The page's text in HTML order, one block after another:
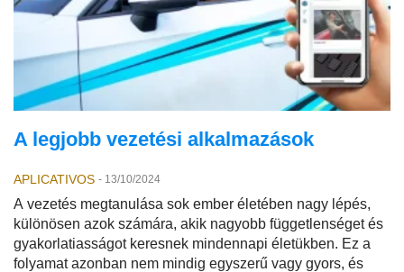
A legjobb vezetési alkalmazások
APLICATIVOS - 13/10/2024
A vezetés megtanulása sok ember életében nagy lépés,
különösen azok számára, akik nagyobb függetlenséget és
gyakorlatiasságot keresnek mindennapi életükben. Ez a
folyamat azonban nem mindig egyszerű vagy gyors, és